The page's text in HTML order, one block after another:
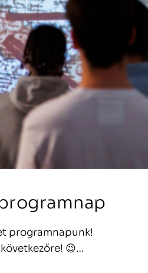
programnapunk!
😉…